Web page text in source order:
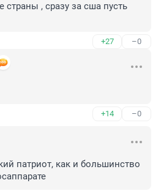
, сразу за сша пусть
+27 –0
+14 –0
патриот, как и большинство